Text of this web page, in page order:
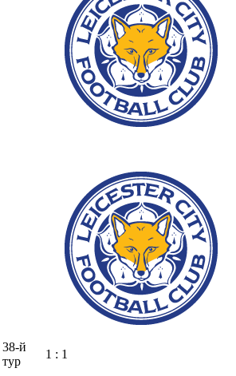
38-й
тур
1 : 1